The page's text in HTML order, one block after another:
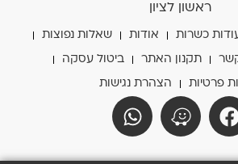
ראשון לציון
כשרות אודות שאלות נפוצות
תקנון האתר ביטול עסקה
פרטיות הצהרת נגישות